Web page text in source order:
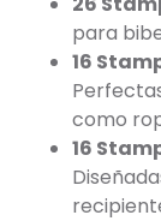
para
16
como
16